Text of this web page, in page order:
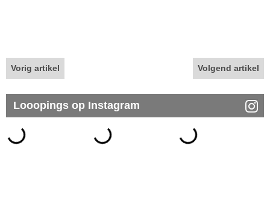
Vorig artikel Volgend artikel
Looopings op Instagram